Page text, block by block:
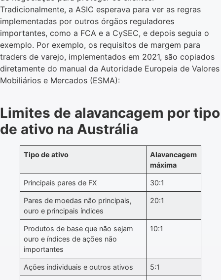
Tradicionalmente, a ASIC esperava para ver as regras
implementadas por outros órgãos reguladores
importantes, como a FCA e a CySEC, e depois seguia o
exemplo. Por exemplo, os requisitos de margem para
traders de varejo, implementados em 2021, são copiados
diretamente do manual da Autoridade Europeia de Valores
Mobiliários e Mercados (ESMA):
Limites de alavancagem por tipo
de ativo na Austrália
Tipo de ativo
Alavancagem
máxima
Principais pares de FX 30:1
Pares de moedas não principais,
ouro e principais índices
20:1
Produtos de base que não sejam
ouro e índices de ações não
importantes
10:1
Ações individuais e outros ativos 5:1